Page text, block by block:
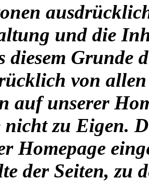
und die
diesem Grunde
von
auf unserer
zu Eigen.
Homepage
der Seiten, zu